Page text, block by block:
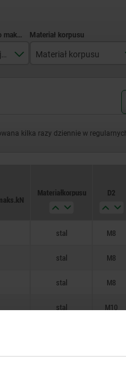
Materiał korpusu
kilka razy dziennie w
Materiał korpusu D2
stal M8
stal M8
stal M8
stal M10
stal M10